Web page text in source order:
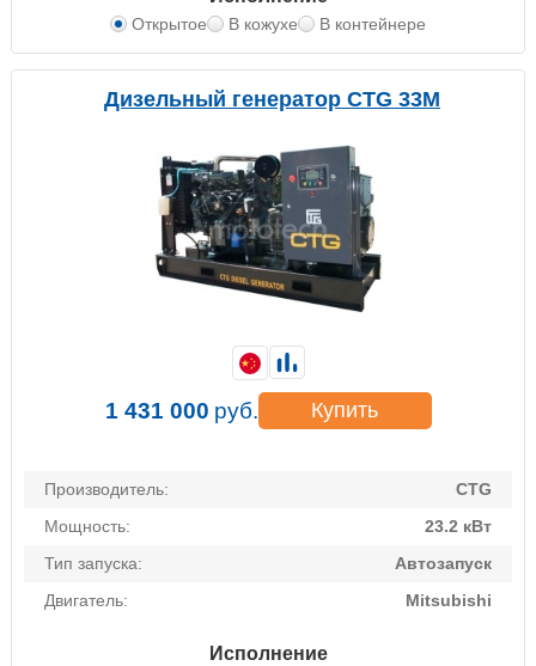
Открытое В кожухе В контейнере
Дизельный генератор CTG 33M
Производитель:
CTG
Мощность:
23.2 кВт
Тип запуска:
Автозапуск
Двигатель:
Mitsubishi
Исполнение
1 431 000 руб. Купить